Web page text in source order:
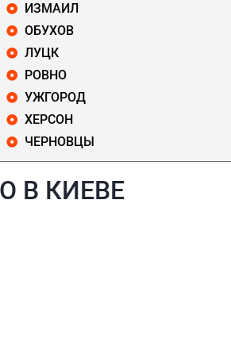
ИЗМАИЛ
ОБУХОВ
ЛУЦК
РОВНО
УЖГОРОД
ХЕРСОН
ЧЕРНОВЦЫ
В КИЕВЕ